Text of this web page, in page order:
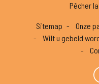
Pêcher
Sitemap Onze
Wilt u gebeld